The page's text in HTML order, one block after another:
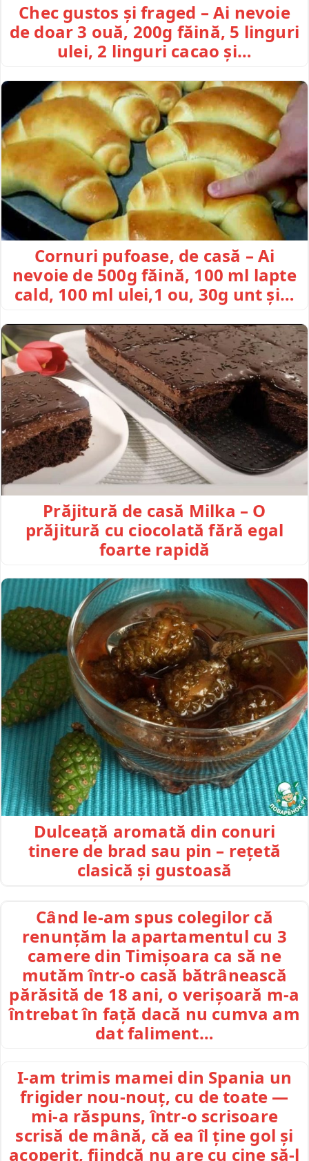
Chec gustos și fraged – Ai nevoie
de doar 3 ouă, 200g făină, 5 linguri
ulei, 2 linguri cacao și…
Cornuri pufoase, de casă – Ai
nevoie de 500g făină, 100 ml lapte
cald, 100 ml ulei,1 ou, 30g unt și…
Prăjitură de casă Milka – O
prăjitură cu ciocolată fără egal
foarte rapidă
Dulceață aromată din conuri
tinere de brad sau pin – rețetă
clasică și gustoasă
Când le-am spus colegilor că
renunțăm la apartamentul cu 3
camere din Timișoara ca să ne
mutăm într-o casă bătrânească
părăsită de 18 ani, o verișoară m-a
întrebat în față dacă nu cumva am
dat faliment…
I-am trimis mamei din Spania un
frigider nou-nouț, cu de toate —
mi-a răspuns, într-o scrisoare
scrisă de mână, că ea îl ține gol și
acoperit, fiindcă nu are cu cine să-l